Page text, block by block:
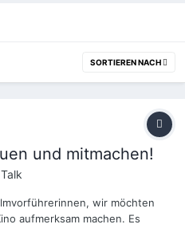
SORTIEREN NACH
und mitmachen!
Talk
wir möchten
aufmerksam machen. Es